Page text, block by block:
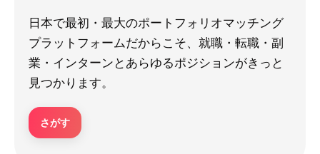
日本で最初・最大のポートフォリオマッチング
プラットフォームだからこそ、就職・転職・副
業・インターンとあらゆるポジションがきっと
見つかります。
さがす